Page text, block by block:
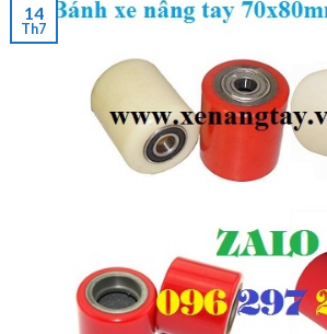
14
Th7